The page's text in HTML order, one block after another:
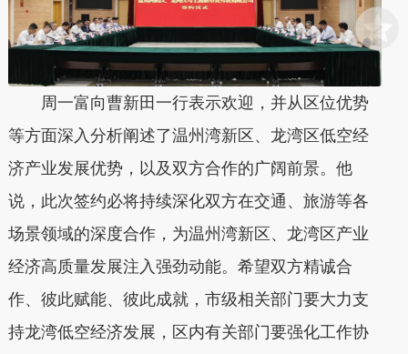
周一富向曹新田一行表示欢迎，并从区位优势
等方面深入分析阐述了温州湾新区、龙湾区低空经
济产业发展优势，以及双方合作的广阔前景。他
说，此次签约必将持续深化双方在交通、旅游等各
场景领域的深度合作，为温州湾新区、龙湾区产业
经济高质量发展注入强劲动能。希望双方精诚合
作、彼此赋能、彼此成就，市级相关部门要大力支
持龙湾低空经济发展，区内有关部门要强化工作协